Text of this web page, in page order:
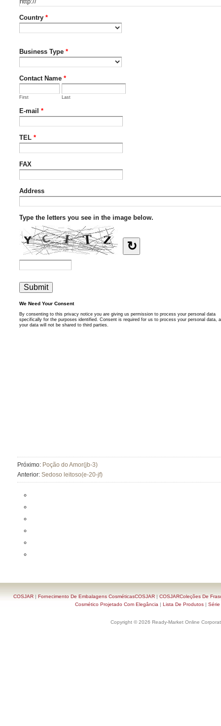
Próximo: Poção do Amor(jb-3)
Anterior: Sedoso leitoso(e-20-jf)
COSJAR| Fornecimento De Embalagens CosméticasCOSJAR| COSJARColeções De
Cosmético Projetado Com Elegância | Lista De Produtos | Série
Copyright © 2026 Ready-Market Online